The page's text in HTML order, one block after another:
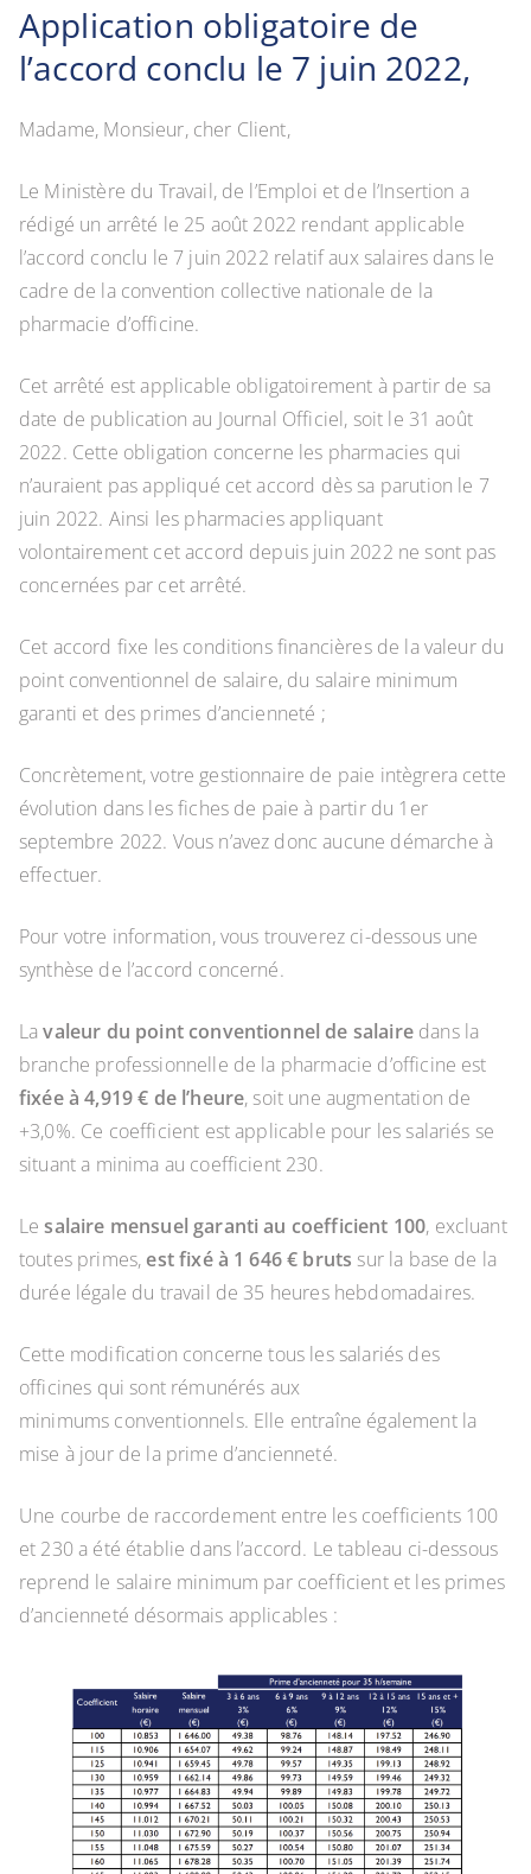
Application obligatoire de
l’accord conclu le 7 juin 2022,
Madame, Monsieur, cher Client,
Le Ministère du Travail, de l’Emploi et de l’Insertion a
rédigé un arrêté le 25 août 2022 rendant applicable
l’accord conclu le 7 juin 2022 relatif aux salaires dans le
cadre de la convention collective nationale de la
pharmacie d’officine.
Cet arrêté est applicable obligatoirement à partir de sa
date de publication au Journal Officiel, soit le 31 août
2022. Cette obligation concerne les pharmacies qui
n’auraient pas appliqué cet accord dès sa parution le 7
juin 2022. Ainsi les pharmacies appliquant
volontairement cet accord depuis juin 2022 ne sont pas
concernées par cet arrêté.
Cet accord fixe les conditions financières de la valeur du
point conventionnel de salaire, du salaire minimum
garanti et des primes d’ancienneté ;
Concrètement, votre gestionnaire de paie intègrera cette
évolution dans les fiches de paie à partir du 1er
septembre 2022. Vous n’avez donc aucune démarche à
effectuer.
Pour votre information, vous trouverez ci-dessous une
synthèse de l’accord concerné.
Lavaleur du point conventionnel de salairedans la
branche professionnelle de la pharmacie d’officine est
fixée à 4,919 € de l’heure, soit une augmentation de
+3,0%. Ce coefficient est applicable pour les salariés se
situant a minima au coefficient 230.
Lesalaire mensuel garanti au coefficient 100, excluant
toutes primes, est fixé à 1 646 € bruts sur la base de la
durée légale du travail de 35 heures hebdomadaires.
Cette modification concerne tous les salariés des
officines qui sont rémunérés aux
minimums conventionnels. Elle entraîne également la
mise à jour de la prime d’ancienneté.
Une courbe de raccordement entre les coefficients 100
et 230 a été établie dans l’accord. Le tableau ci-dessous
reprend le salaire minimum par coefficient et les primes
d’ancienneté désormais applicables :